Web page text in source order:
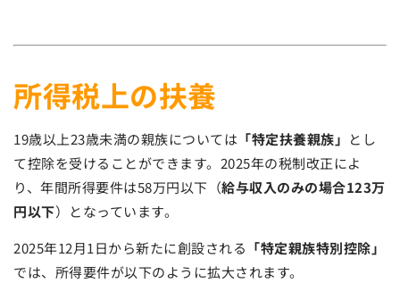
所得税上の扶養
19歳以上23歳未満の親族については 「特定扶養親族」 とし
て控除を受けることができます。2025年の税制改正によ
り、年間所得要件は58万円以下（給与収入のみの場合123万
円以下）となっています。
2025年12月1日から新たに創設される 「特定親族特別控除」
では、所得要件が以下のように拡大されます。